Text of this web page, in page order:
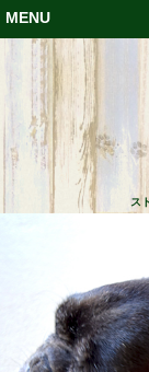
ス
MENU